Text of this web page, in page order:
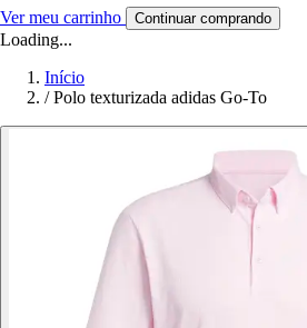
Ver meu carrinho Continuar comprando
Loading...
Início
/ Polo texturizada adidas Go-To